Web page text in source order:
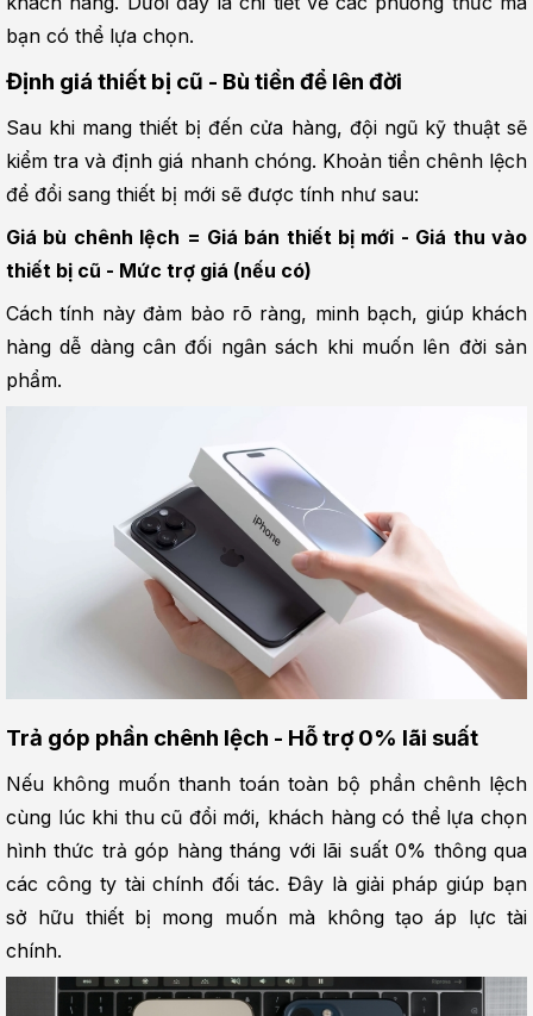
bạn có thể lựa chọn.
Định giá thiết bị cũ - Bù tiền để lên đời
Sau khi mang thiết bị đến cửa hàng, đội ngũ kỹ thuật sẽ
kiểm tra và định giá nhanh chóng. Khoản tiền chênh lệch
để đổi sang thiết bị mới sẽ được tính như sau:
Giá bù chênh lệch = Giá bán thiết bị mới - Giá thu vào
thiết bị cũ - Mức trợ giá (nếu có)
Cách tính này đảm bảo rõ ràng, minh bạch, giúp khách
hàng dễ dàng cân đối ngân sách khi muốn lên đời sản
phẩm.
Trả góp phần chênh lệch - Hỗ trợ 0% lãi suất
Nếu không muốn thanh toán toàn bộ phần chênh lệch
cùng lúc khi thu cũ đổi mới, khách hàng có thể lựa chọn
hình thức trả góp hàng tháng với lãi suất 0% thông qua
các công ty tài chính đối tác. Đây là giải pháp giúp bạn
sở hữu thiết bị mong muốn mà không tạo áp lực tài
chính.